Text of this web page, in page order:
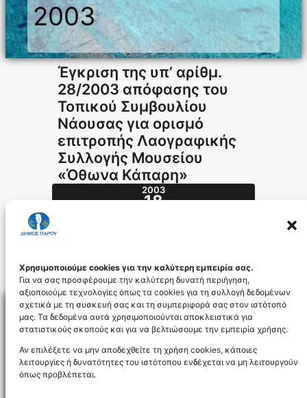
Χρησιμοποιούμε cookies για την καλύτερη εμπειρία σας.
Για να σας προσφέρουμε την καλύτερη δυνατή περιήγηση,
αξιοποιούμε τεχνολογίες όπως τα cookies για τη συλλογή δεδομένων
σχετικά με τη συσκευή σας και τη συμπεριφορά σας στον ιστότοπό
μας. Τα δεδομένα αυτά χρησιμοποιούνται αποκλειστικά για
στατιστικούς σκοπούς και για να βελτιώσουμε την εμπειρία χρήσης.
Αν επιλέξετε να μην αποδεχθείτε τη χρήση cookies, κάποιες
λειτουργίες ή δυνατότητες του ιστότοπου ενδέχεται να μη λειτουργούν
όπως προβλέπεται.
2003
Έγκριση της υπ’ αρίθμ.
28/2003 απόφασης του
Τοπικού Συμβουλίου
Νάουσας για ορισμό
επιτροπής Λαογραφικής
Συλλογής Μουσείου
«Όθωνα Κάπαρη»
2003
18
153.2003_id897